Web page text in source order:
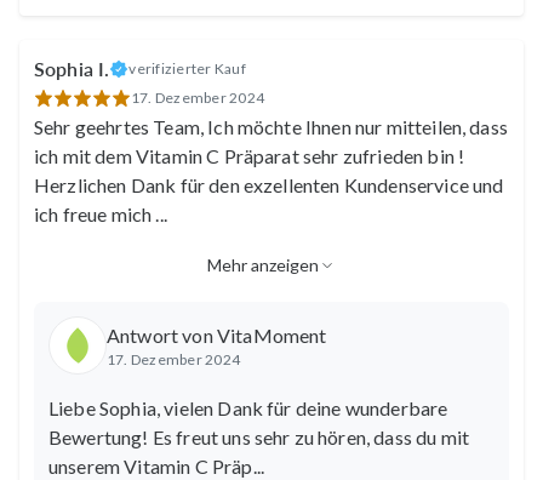
Sophia I.
verifizierter Kauf
17. Dezember 2024
Sehr geehrtes Team, Ich möchte Ihnen nur mitteilen, dass
ich mit dem Vitamin C Präparat sehr zufrieden bin !
Herzlichen Dank für den exzellenten Kundenservice und
ich freue mich...
Mehr anzeigen
Antwort von VitaMoment
17. Dezember 2024
Liebe Sophia, vielen Dank für deine wunderbare
Bewertung! Es freut uns sehr zu hören, dass du mit
unserem Vitamin C Präp...